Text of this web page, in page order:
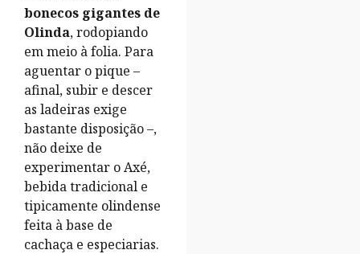
bonecos gigantes de
Olinda, rodopiando
em meio à folia. Para
aguentar o pique –
afinal, subir e descer
as ladeiras exige
bastante disposição –,
não deixe de
experimentar o Axé,
bebida tradicional e
tipicamente olindense
feita à base de
cachaça e especiarias.